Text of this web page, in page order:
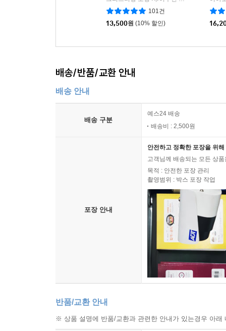
101건
13,500원 (10% 할인)
배송/반품/교환 안내
배송 안내
배송 구분
예스24 배송
배송비 : 2,500원
포장 안내
안전하고 정확한 포장을 위
고객님께 배송되는 모든 상
목적 : 안전한 포장 관리
촬영범위 : 박스 포장 작업
반품/교환 안내
※ 상품 설명에 반품/교환과 관련한 안내가 있는경우 아